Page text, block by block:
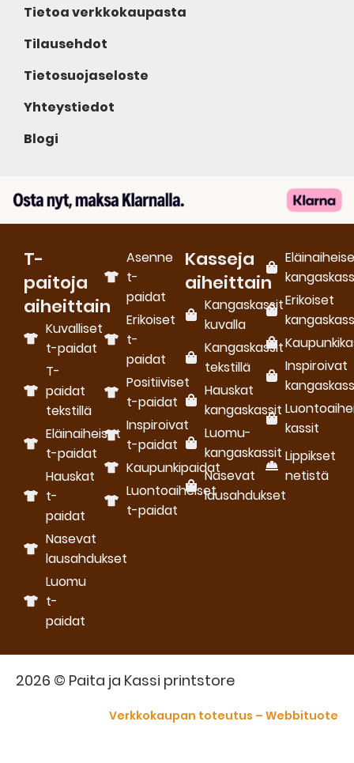
Tietoa verkkokaupasta
Tilausehdot
Tietosuojaseloste
Yhteystiedot
Blogi
T-
paitoja
aiheittain
Kuvalliset
t-paidat
T-
paidat
tekstillä
Eläinaiheiset
t-paidat
Hauskat
t-
paidat
Nasevat
lausahdukset
Luomu
t-
paidat
Asenne
t-
paidat
Erikoiset
t-
paidat
Positiiviset
t-paidat
Inspiroivat
t-paidat
Kaupunkipaidat
Luontoaiheiset
t-paidat
Kasseja
aiheittain
Kangaskassit
kuvalla
Kangaskassit
tekstillä
Hauskat
kangaskassit
Luomu­
kangaskassit
Nasevat
lausahdukset
Erikoiset
Inspiroivat
kassit
Lippikset
netistä
2026 © Paita ja Kassi printstore
Verkkokaupan toteutus – Webbituote